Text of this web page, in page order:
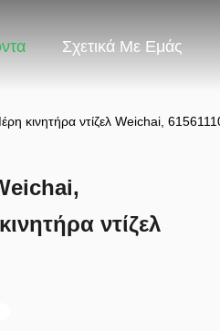
Σχετικά Με Εμάς
κινητήρα ντίζελ Weichai,
ντίζελ